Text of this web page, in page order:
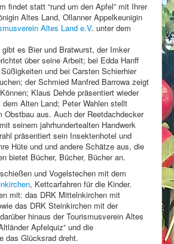
findet statt “rund um den Apfel” mit Ihrer
Altes Land, Ollanner Appelkeunigin
Altes Land e.V. unter dem
es Bier und Bratwurst, der Imker
über seine Arbeit; bei Edda Hanff
und bei Carsten Schierhier
der Schmied Manfred Barrowa zeigt
Klaus Dehde präsentiert wieder
Alten Land; Peter Wahlen stellt
Obstbau aus. Auch der Reetdachdecker
seinem jahrhundertealten Handwerk
präsentiert sein Insektenhotel und
Hüte und und andere Schätze aus, die
bietet Bücher, Bücher, Bücher an.
und Vogelstechen mit dem
, Kettcarfahren für die Kinder.
mit: das DRK Mittelnkirchen mit
das DRK Steinkirchen mit der
hinaus der Tourismusverein Altes
Apfelquiz” und die
das Glücksrad dreht.